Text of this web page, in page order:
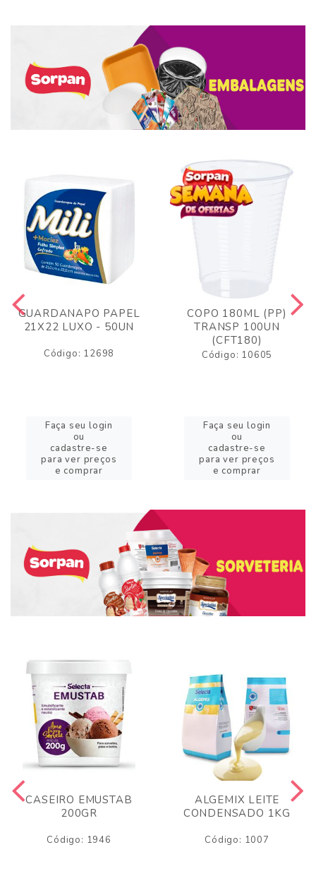
GUARDANAPO PAPEL
21X22 LUXO - 50UN
Código: 12698
Faça seu login
ou
cadastre-se
para ver preços
e comprar
COPO 180ML (PP)
TRANSP 100UN
(CFT180)
Código: 10605
Faça seu login
ou
cadastre-se
para ver preços
e comprar
CASEIRO EMUSTAB
200GR
Código: 1946
ALGEMIX LEITE
CONDENSADO 1KG
Código: 1007